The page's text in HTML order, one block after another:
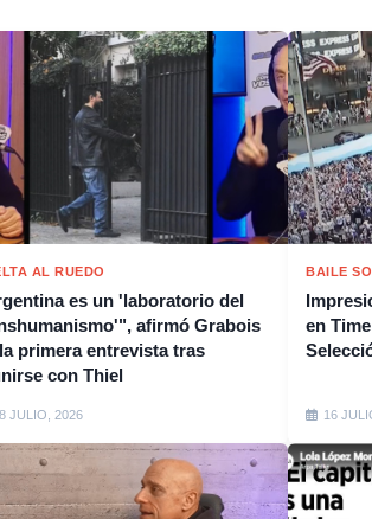
AL RUEDO
es un 'laboratorio del
afirmó Grabois
primera entrevista tras
con Thiel
JULIO, 2026
BAILE
en
16